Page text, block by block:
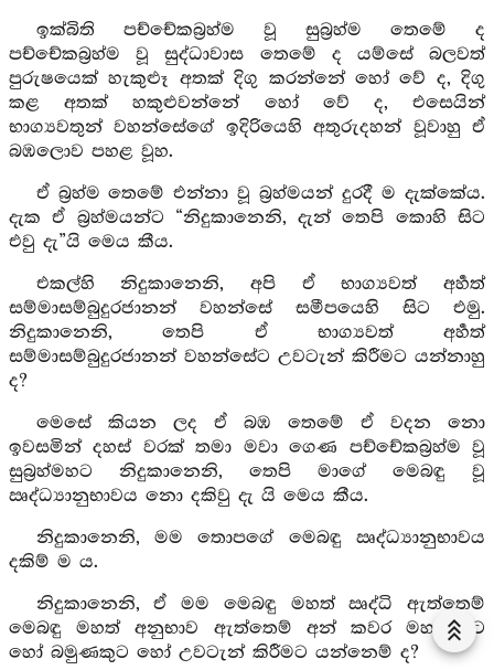
ඉක්බිති පච්චේකබ්‍රහ්ම වූ සුබ්‍රහ්ම තෙමේ ද
පච්චේකබ්‍රහ්ම වූ සුද්ධාවාස තෙමේ ද යම්සේ බලවත්
පුරුෂයෙක් හැකුළූ අතක් දිගු කරන්නේ හෝ වේ ද, දිගු
කළ අතක් හකුළුවන්නේ හෝ වේ ද, එසෙයින්
භාග්‍යවතුන් වහන්සේගේ ඉදිරියෙහි අතුරුදහන් වූවාහු ඒ
බඹලොව පහළ වූහ.
ඒ බ්‍රහ්ම තෙමේ එන්නා වූ බ්‍රහ්මයන් දුරදී ම දැක්කේය.
දැක ඒ බ්‍රහ්මයන්ට “නිදුකානෙනි, දැන් තෙපි කොහි සිට
එවු දැ”යි මෙය කීය.
එකල්හි නිදුකානෙනි, අපි ඒ භාග්‍යවත් අර්‍හත්
සම්මාසම්බුදුරජානන් වහන්සේ සමීපයෙහි සිට එමු.
නිදුකානෙනි, තෙපි ඒ භාග්‍යවත් අර්‍හත්
සම්මාසම්බුදුරජානන් වහන්සේට උවටැන් කිරීමට යන්නාහු
ද?
මෙසේ කියන ලද ඒ බඹ තෙමේ ඒ වදන නො
ඉවසමින් දහස් වරක් තමා මවා ගෙණ පච්චේකබ්‍රහ්ම වූ
සුබ්‍රහ්මහට නිදුකානෙනි, තෙපි මාගේ මෙබඳු වූ
ඍද්ධ්‍යානුභාවය නො දකිවු දැ යි මෙය කීය.
නිදුකානෙනි, මම තොපගේ මෙබඳු ඍද්ධ්‍යානුභාවය
දකිම් ම ය.
නිදුකානෙනි, ඒ මම මෙබඳු මහත් ඍද්ධි ඇත්තෙම්
මෙබඳු මහත් අනුභාව ඇත්තෙම් අන් කවර මහණකුට
හෝ බමුණකුට හෝ උවටැන් කිරීමට යන්නෙම් ද?